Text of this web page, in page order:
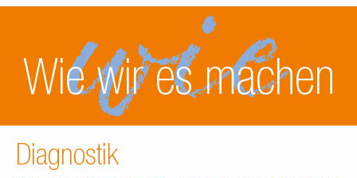
Wie wir es machen
Diagnostik